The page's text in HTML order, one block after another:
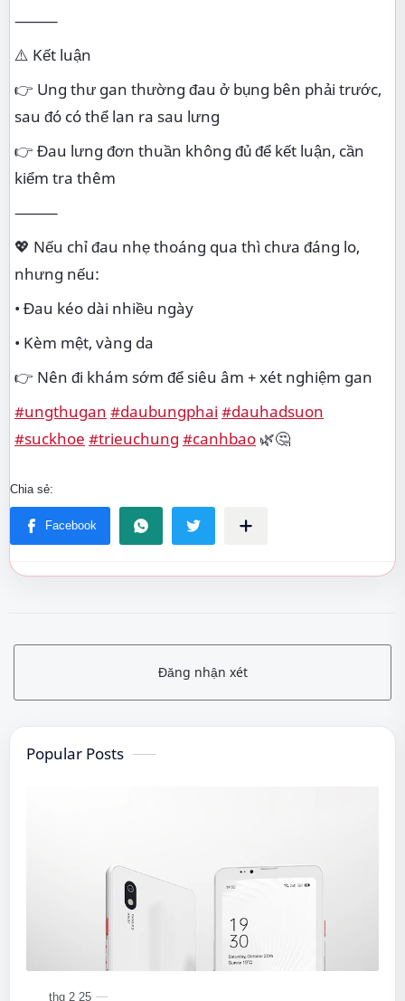
⸻
⚠️ Kết luận
👉 Ung thư gan thường đau ở bụng bên phải trước,
sau đó có thể lan ra sau lưng
👉 Đau lưng đơn thuần không đủ để kết luận, cần
kiểm tra thêm
⸻
💖 Nếu chỉ đau nhẹ thoáng qua thì chưa đáng lo,
nhưng nếu:
• Đau kéo dài nhiều ngày
• Kèm mệt, vàng da
👉 Nên đi khám sớm để siêu âm + xét nghiệm gan
#ungthugan #daubungphai #dauhadsuon
#suckhoe #trieuchung #canhbao 🌿🤔
Đăng nhận xét
Popular Posts